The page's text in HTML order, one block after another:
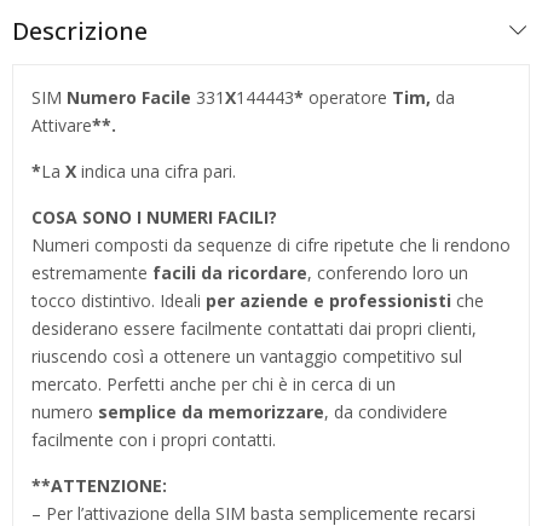
Descrizione
SIM Numero Facile 331X144443* operatore Tim, da
Attivare**.
*La X indica una cifra pari.
COSA SONO I NUMERI FACILI?
Numeri composti da sequenze di cifre ripetute che li rendono
estremamente facili da ricordare, conferendo loro un
tocco distintivo. Ideali per aziende e professionisti che
desiderano essere facilmente contattati dai propri clienti,
riuscendo così a ottenere un vantaggio competitivo sul
mercato. Perfetti anche per chi è in cerca di un
numero semplice da memorizzare, da condividere
facilmente con i propri contatti.
**ATTENZIONE:
– Per l’attivazione della SIM basta semplicemente recarsi